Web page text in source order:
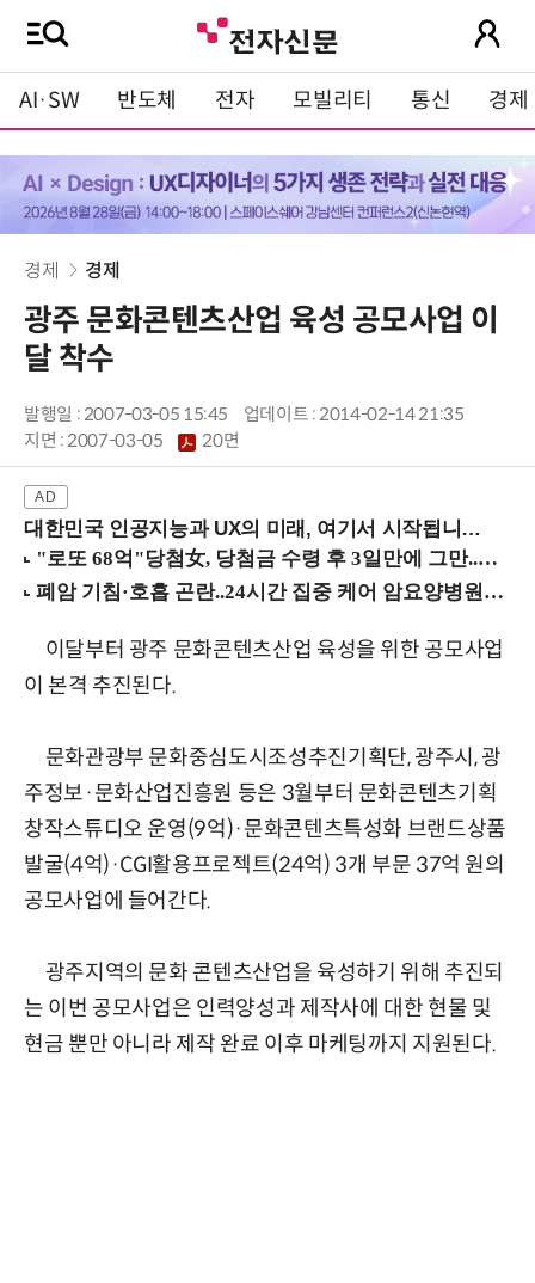
AI·SW 반도체 전자 모빌리티 통신 경제
경제 경제
광주 문화콘텐츠산업 육성 공모사업 이
달 착수
발행일 : 2007-03-05 15:45
업데이트 : 2014-02-14 21:35
지면 :2007-03-05 20면
대한민국 인공지능과 UX의 미래, 여기서 시작됩니다! (9/2 강남역)
이달부터 광주 문화콘텐츠산업 육성을 위한 공모사업
이 본격 추진된다.
문화관광부 문화중심도시조성추진기획단, 광주시, 광
주정보·문화산업진흥원 등은 3월부터 문화콘텐츠기획
창작스튜디오 운영(9억)·문화콘텐츠특성화 브랜드상품
발굴(4억)·CGI활용프로젝트(24억) 3개 부문 37억 원의
공모사업에 들어간다.
광주지역의 문화 콘텐츠산업을 육성하기 위해 추진되
는 이번 공모사업은 인력양성과 제작사에 대한 현물 및
현금 뿐만 아니라 제작 완료 이후 마케팅까지 지원된다.